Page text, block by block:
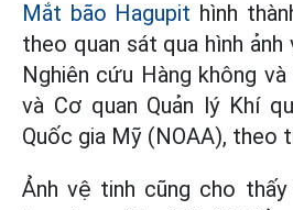
Mắt bão Hagupit hình
theo quan sát qua hình
Nghiên cứu Hàng không
và Cơ quan Quản lý Khí
Quốc gia Mỹ (NOAA), theo
Ảnh vệ tinh cũng cho